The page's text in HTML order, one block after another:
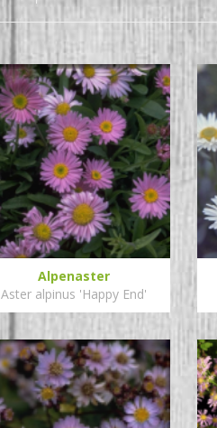
Alpenaster
Aster alpinus 'Happy End'